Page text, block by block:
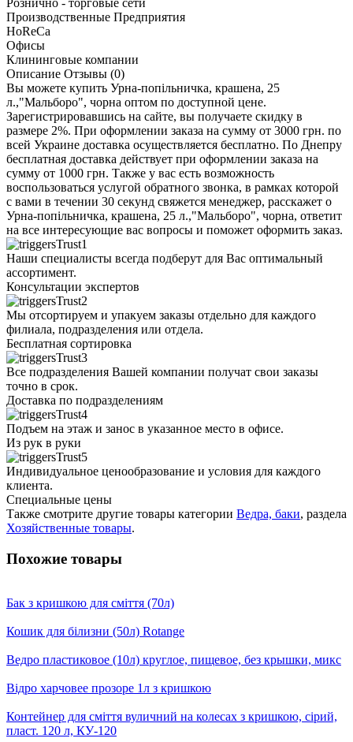
Производственные Предприятия
HoReCa
Офисы
Клининговые компании
Описание Отзывы (0)
Вы можете купить Урна-попільничка, крашена, 25
л.,"Мальборо", чорна оптом по доступной цене.
Зарегистрировавшись на сайте, вы получаете скидку в
размере 2%. При оформлении заказа на сумму от 3000 грн. по
всей Украине доставка осуществляется бесплатно. По Днепру
бесплатная доставка действует при оформлении заказа на
сумму от 1000 грн. Также у вас есть возможность
воспользоваться услугой обратного звонка, в рамках которой
с вами в течении 30 секунд свяжется менеджер, расскажет о
Урна-попільничка, крашена, 25 л.,"Мальборо", чорна, ответит
на все интересующие вас вопросы и поможет оформить заказ.
Наши специалисты всегда подберут для Вас оптимальный
ассортимент.
Консультации экспертов
Мы отсортируем и упакуем заказы отдельно для каждого
филиала, подразделения или отдела.
Бесплатная сортировка
Все подразделения Вашей компании получат свои заказы
точно в срок.
Доставка по подразделениям
Подъем на этаж и занос в указанное место в офисе.
Из рук в руки
Индивидуальное ценообразование и условия для каждого
клиента.
Специальные цены
Также смотрите другие товары категории Ведра, баки, раздела
Хозяйственные товары.
Похожие товары
Бак з кришкою для сміття (70л)
Кошик для білизни (50л) Rotange
Ведро пластиковое (10л) круглое, пищевое, без крышки, микс
Вiдро харчовее прозоре 1л з кришкою
Контейнер для сміття вуличний на колесах з кришкою, сірий,
пласт. 120 л, КУ-120